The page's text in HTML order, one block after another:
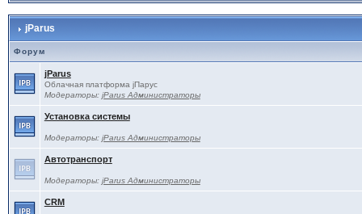
jParus
Форум
jParus
Облачная платформа jПарус
Модераторы: jParus Администраторы
Установка системы
Модераторы: jParus Администраторы
Автотранспорт
Модераторы: jParus Администраторы
CRM